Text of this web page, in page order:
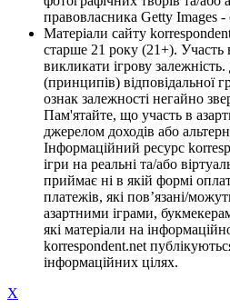
правовласника Getty Images -
Матеріали сайту
старше 21 року (21+). Участь
викликати ігрову
(принципів) відповідальної
ознак залежності негайно
Пам'ятайте, що участь в
джерелом доходів або
Інформаційний ресурс
ігри на реальні та/або
приймає ні в якій формі
платежів, які пов’язані/
азартними іграми,
які матеріали на
korrespondent.net
інформаційних цілях.
X